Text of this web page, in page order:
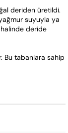
deriden üretildi.
suyuyla ya
deride
Bu tabanlara sahip